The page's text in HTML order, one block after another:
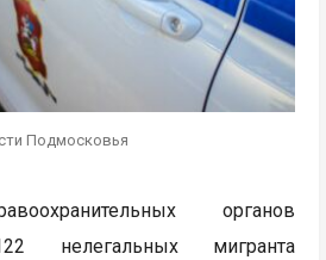
Подмосковья
органов
нелегальных мигранта